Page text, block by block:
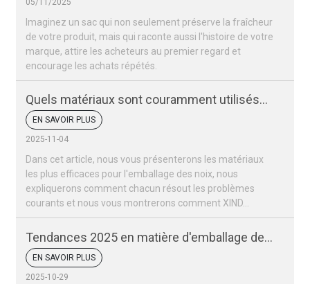
Imaginez un sac qui non seulement préserve la fraîcheur
de votre produit, mais qui raconte aussi l'histoire de votre
marque, attire les acheteurs au premier regard et
encourage les achats répétés.
Quels matériaux sont couramment utilisés
pour les sacs d'emballage de noix ?
EN SAVOIR PLUS
2025-11-04
Dans cet article, nous vous présenterons les matériaux
les plus efficaces pour l'emballage des noix, nous
expliquerons comment chacun résout les problèmes
courants et nous vous montrerons comment XIND...
Tendances 2025 en matière d'emballage des
fruits secs et des noix
EN SAVOIR PLUS
2025-10-29